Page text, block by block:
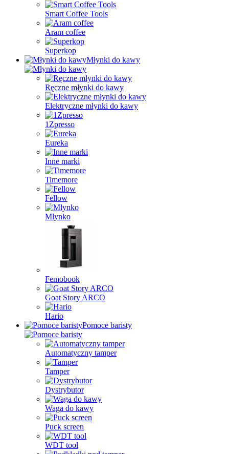
Smart Coffee Tools
Aram coffee
Superkop
Młynki do kawy
Ręczne młynki do kawy
Elektryczne młynki do kawy
1Zpresso
Eureka
Inne marki
Timemore
Fellow
Mlynko
Femobook
Goat Story ARCO
Hario
Pomoce baristy
Automatyczny tamper
Tamper
Dystrybutor
Waga do kawy
Puck screen
WDT tool